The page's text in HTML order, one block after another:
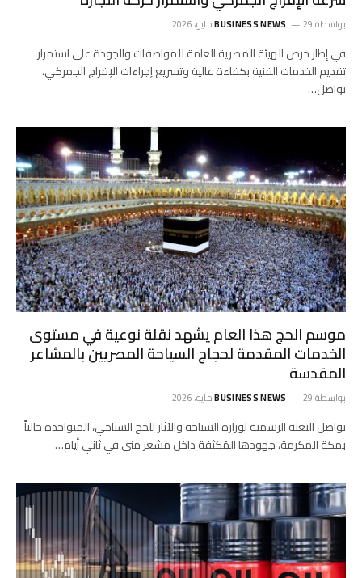
بواسطة BUSINESS NEWS 29 مايو، 2026
في إطار حرص الهيئة المصرية العامة للمواصفات والجودة على استمرار
تقديم الخدمات الفنية بكفاءة عالية وتسريع إجراءات الإفراج الجمركي،
تواصل…
موسم الحج هذا العام يشهد نقلة نوعية في مستوى
الخدمات المقدمة لحجاج السياحة المصريين بالمشاعر
المقدسة
بواسطة BUSINESS NEWS 29 مايو، 2026
تواصل البعثة الرسمية لوزارة السياحة والآثار للحج السياحي، المتواجدة حالياً
بمكة المكرمة، جهودها المُكثفة داخل مشعر منى في ثاني أيام…